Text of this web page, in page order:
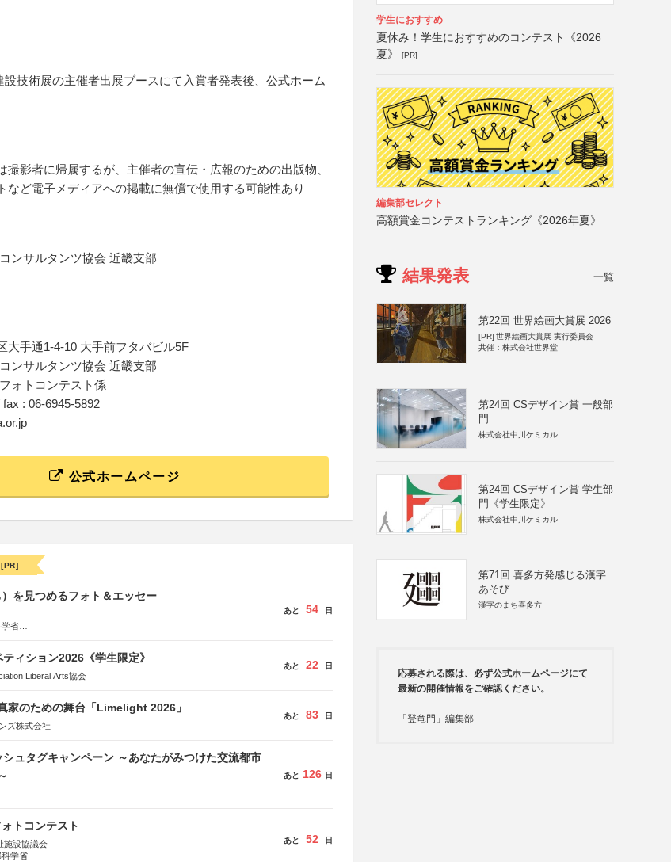
設技術展の主催者出展ブースにて入賞者発表後、公式ホーム
撮影者に帰属するが、主催者の宣伝・広報のための出版物、
など電子メディアへの掲載に無償で使用する可能性あり
ンサルタンツ協会 近畿支部
大手通1-4-10 大手前フタバビル5F
ンサルタンツ協会 近畿支部
ォトコンテスト係
: 06-6945-5892
公式ホームページ
[PR]
を見つめるフォト＆エッセー
学省
あと 54 日
ィション2026《学生限定》
Liberal Arts協会
あと 22 日
家のための舞台「Limelight 2026」
ズ株式会社
あと 83 日
ュタグキャンペーン ～あなたがみつけた交流都市
あと 126 日
トコンテスト
施設協議会
学省
あと 52 日
学生におすすめ
夏休み！学生におすすめのコンテスト《2026
夏》
[PR]
編集部セレクト
高額賞金コンテストランキング《2026年夏》
結果発表 一覧
第22回 世界絵画大賞展 2026
[PR] 世界絵画大賞展 実行委員会
共催：株式会社世界堂
第24回 CSデザイン賞 一般部
門
株式会社中川ケミカル
第24回 CSデザイン賞 学生部
門《学生限定》
株式会社中川ケミカル
第71回 喜多方発感じる漢字
あそび
漢字のまち喜多方
応募される際は、必ず公式ホームページにて
最新の開催情報をご確認ください。
「登竜門」編集部